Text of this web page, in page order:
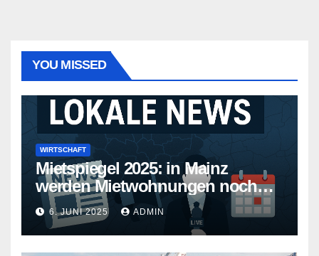
YOU MISSED
WIRTSCHAFT
Mietspiegel 2025: in Mainz
werden Mietwohnungen noch
teurer
6. JUNI 2025 ADMIN